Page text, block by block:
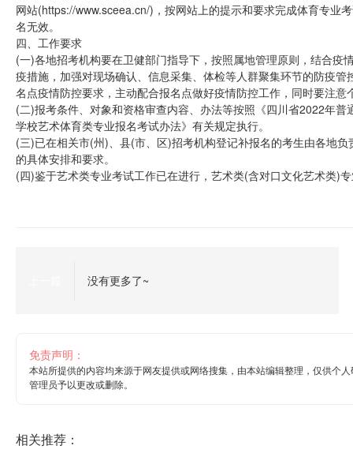
网站(https://www.sceea.cn/)，按网站上的提示和要求完成体育专业
名无效。
四、工作要求
(一)各地招考机构要在卫健部门指导下，按照属地管理原则，结合
疫措施，加强对现场确认、信息采集、体检等人群聚集环节的防疫
名点疫情防控要求，主动配合报名点做好疫情防控工作，同时要注
(二)报考条件、对象和资格审查内容、办法等按照《四川省2022年
学校艺术体育类专业报名考试办法》有关规定执行。
(三)已在相关市(州)、县(市、区)招考机构登记补报名的考生由各地
的具体安排和要求。
(四)鉴于艺术类专业考试工作已在进行，艺术类(含对口文化艺术类)
没有更多了~
免责声明：
本站所提供的内容均来源于网友提供或网络搜集，由本站编辑整理，仅供个
管理员予以更改或删除。
相关推荐：